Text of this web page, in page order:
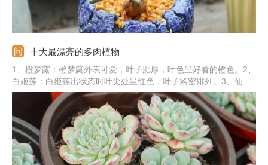
十大最漂亮的多肉植物
1、橙梦露：橙梦露外表可爱，叶子肥厚，叶色呈好看的橙色。2、
白姬莲：白姬莲出状态时叶尖处呈红色，叶子紧密排列。3、仙女
杯：仙女杯的叶片是白色，叶尖是有一定弧形的。4、红宝石：红
宝石叶色好看，外表通红，叶子排列呈莲花座。5、其他：还有碧
光环、静夜、蓝苹果、爱斯诺、唐印、奶酪。